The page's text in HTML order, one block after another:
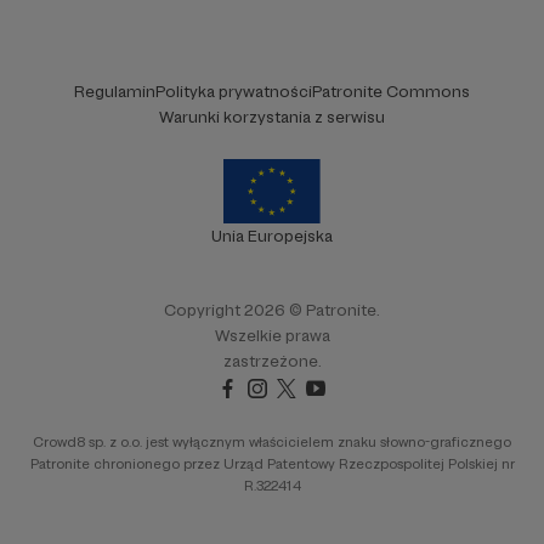
RegulaminPolityka prywatnościPatronite Commons
Warunki korzystania z serwisu
Unia Europejska
Copyright 2026 © Patronite.
Wszelkie prawa
zastrzeżone.
Crowd8 sp. z o.o. jest wyłącznym właścicielem znaku słowno-graficznego
Patronite chronionego przez Urząd Patentowy Rzeczpospolitej Polskiej nr
R.322414